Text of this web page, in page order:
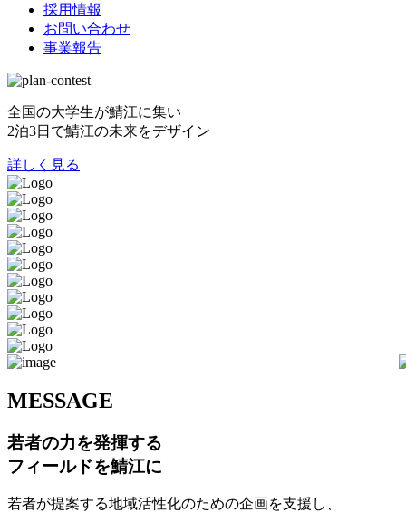
採用情報
お問い合わせ
事業報告
全国の大学生が鯖江に集い
2泊3日で鯖江の未来をデザイン
詳しく見る
MESSAGE
若者の力を発揮する
フィールドを鯖江に
若者が提案する地域活性化のための企画を支援し、